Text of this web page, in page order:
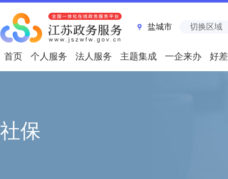
盐城市 切换区域
首页 个人服务 法人服务 主题集成 一企来办 好
社保